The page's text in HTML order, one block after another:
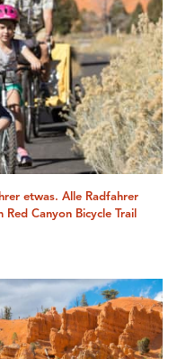
etwas. Alle Radfahrer
Canyon Bicycle Trail